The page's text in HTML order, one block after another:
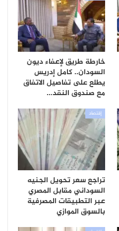
خارطة طريق لإعفاء ديون
السودان.. كامل إدريس
يطلع على تفاصيل الاتفاق
مع صندوق النقد…
إقتصاد
تراجع سعر تحويل الجنيه
السوداني مقابل المصري
عبر التطبيقات المصرفية
بالسوق الموازي